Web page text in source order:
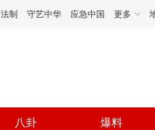
法制 守艺中华 应急中国 更多
八卦 爆料